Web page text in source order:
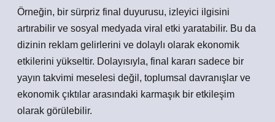
Örneğin, bir sürpriz final duyurusu, izleyici ilgisini
artırabilir ve sosyal medyada viral etki yaratabilir. Bu da
dizinin reklam gelirlerini ve dolaylı olarak ekonomik
etkilerini yükseltir. Dolayısıyla, final kararı sadece bir
yayın takvimi meselesi değil, toplumsal davranışlar ve
ekonomik çıktılar arasındaki karmaşık bir etkileşim
olarak görülebilir.